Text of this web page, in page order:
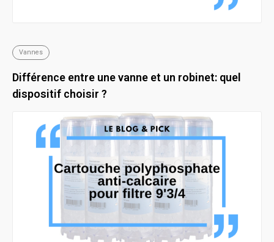
Vannes
Différence entre une vanne et un robinet: quel
dispositif choisir ?